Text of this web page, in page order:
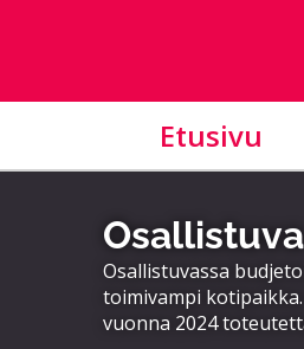
Etusivu
Osallistuvassa
toimivampi
vuonna 2024